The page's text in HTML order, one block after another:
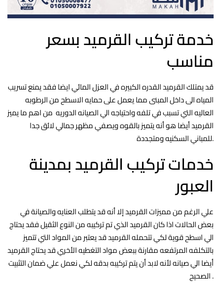
خدمة تركيب القرميد بسعر
مناسب
قد يمتلك القرميد القدره الكبيره في العزل المائي ايضا فقد يمنع تسريب
المياه الى داخل المبنى مما يعمل على حمايه الاسطح من الرطوبه
العاليه التي تسبب في تلفه واحتياجه الي الصيانه الدوريه من اهم ما يميز
القرميد أيضا هو أنه يتميز بالقوه ويصفي مظهر جمالي لائق جدا
للمباني السكنيه ومتجددة.
خدمات تركيب القرميد بمدينة
العبور
علي الرغم من مميزات القرميد إلا أنه قد يتطلب العنايه والصيانة في
بعض الحالات اذا كان القرميد الذي تم تركيبه من النوع الثقيل فقد يحتاج
الي اسطح قوية لكي تتحمله القرميد قد يعتبر من المواد التي تتميز
بالتكلفه المرتفعه مقارنة ببعض مواد التغطيه الأخري قد يحتاج القرميد
أيضا الي صيانه لأنه لابد أن يتم تركيبه بدقه لكي نعمل علي ضمان التثبيت
الصحيح .